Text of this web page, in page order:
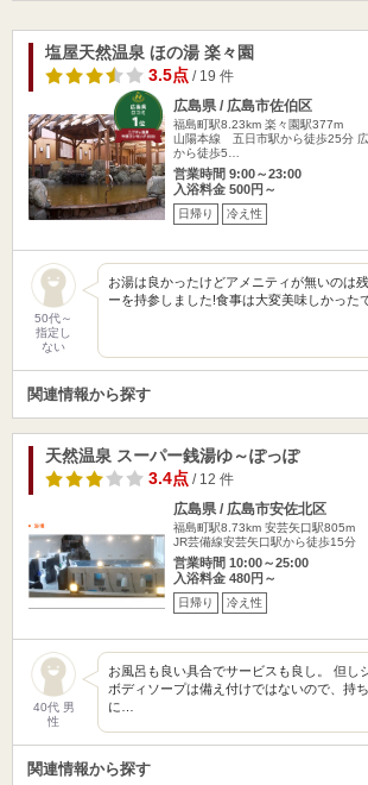
塩屋天然温泉 ほの湯 楽々園
3.5点/ 19 件
広島県 / 広島市佐伯区
福島町駅8.23km 楽々園駅377m
山陽本線 五日市駅から徒歩25分
から徒歩5…
営業時間 9:00～23:00
入浴料金 500円～
日帰り 冷え性
50代～
指定し
ない
お湯は良かったけどアメニティが無いのは
ーを持参しました!食事は大変美味しかった
関連情報から探す
天然温泉 スーパー銭湯ゆ～ぽっぽ
3.4点/ 12 件
広島県 / 広島市安佐北区
福島町駅8.73km 安芸矢口駅805m
JR芸備線安芸矢口駅から徒歩15分
営業時間 10:00～25:00
入浴料金 480円～
日帰り 冷え性
40代 男
性
お風呂も良い具合でサービスも良し。 但し
ボディソープは備え付けではないので、持
に…
関連情報から探す